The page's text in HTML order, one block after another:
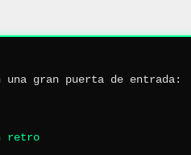
gran puerta de entrada:
retro